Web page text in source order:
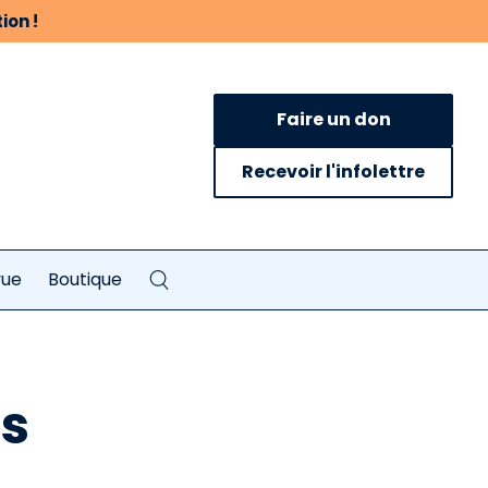
!
Faire un don
Recevoir l'infolettre
Boutique